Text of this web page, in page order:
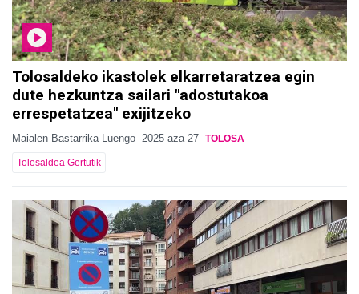
Tolosaldeko ikastolek elkarretaratzea egin
dute hezkuntza sailari "adostutakoa
errespetatzea" exijitzeko
Maialen Bastarrika Luengo 2025 aza 27 TOLOSA
Tolosaldea Gertutik